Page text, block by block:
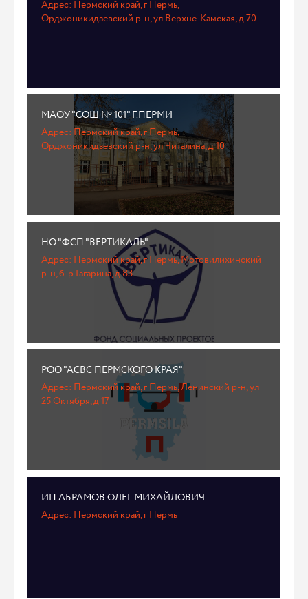
Адрес: Пермский край, г Пермь,
Орджоникидзевский р-н, ул Верхне-Камская, д 70
МАОУ "СОШ № 101" Г.ПЕРМИ
Адрес: Пермский край, г Пермь,
Орджоникидзевский р-н, ул Читалина, д 10
НО "ФСП "ВЕРТИКАЛЬ"
Адрес: Пермский край, г Пермь, Мотовилихинский
р-н, б-р Гагарина, д 83
РОО "АСВС ПЕРМСКОГО КРАЯ"
Адрес: Пермский край, г Пермь, Ленинский р-н, ул
25 Октября, д 17
ИП АБРАМОВ ОЛЕГ МИХАЙЛОВИЧ
Адрес: Пермский край, г Пермь